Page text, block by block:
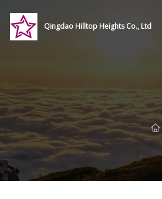
Qingdao Hilltop Heights Co., Ltd